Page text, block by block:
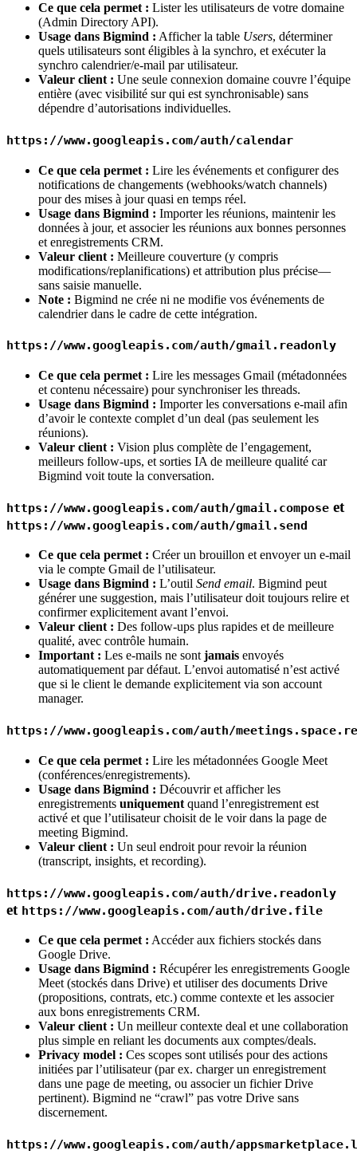
Ce que cela permet : Lister les utilisateurs de votre domaine
(Admin Directory API).
Usage dans Bigmind : Afficher la table Users, déterminer
quels utilisateurs sont éligibles à la synchro, et exécuter la
synchro calendrier/e-mail par utilisateur.
Valeur client : Une seule connexion domaine couvre l’équipe
entière (avec visibilité sur qui est synchronisable) sans
dépendre d’autorisations individuelles.
https://www.googleapis.com/auth/calendar
Ce que cela permet : Lire les événements et configurer des
notifications de changements (webhooks/watch channels)
pour des mises à jour quasi en temps réel.
Usage dans Bigmind : Importer les réunions, maintenir les
données à jour, et associer les réunions aux bonnes personnes
et enregistrements CRM.
Valeur client : Meilleure couverture (y compris
modifications/replanifications) et attribution plus précise—
sans saisie manuelle.
Note : Bigmind ne crée ni ne modifie vos événements de
calendrier dans le cadre de cette intégration.
https://www.googleapis.com/auth/gmail.readonly
Ce que cela permet : Lire les messages Gmail (métadonnées
et contenu nécessaire) pour synchroniser les threads.
Usage dans Bigmind : Importer les conversations e-mail afin
d’avoir le contexte complet d’un deal (pas seulement les
réunions).
Valeur client : Vision plus complète de l’engagement,
meilleurs follow-ups, et sorties IA de meilleure qualité car
Bigmind voit toute la conversation.
https://www.googleapis.com/auth/gmail.compose et
https://www.googleapis.com/auth/gmail.send
Ce que cela permet : Créer un brouillon et envoyer un e-mail
via le compte Gmail de l’utilisateur.
Usage dans Bigmind : L’outil Send email. Bigmind peut
générer une suggestion, mais l’utilisateur doit toujours relire et
confirmer explicitement avant l’envoi.
Valeur client : Des follow-ups plus rapides et de meilleure
qualité, avec contrôle humain.
Important : Les e-mails ne sontjamais envoyés
automatiquement par défaut. L’envoi automatisé n’est activé
que si le client le demande explicitement via son account
manager.
https://www.googleapis.com/auth/
Ce que cela permet : Lire les métadonnées Google Meet
(conférences/enregistrements).
Usage dans Bigmind : Découvrir et afficher les
enregistrements uniquement quand l’enregistrement est
activé et que l’utilisateur choisit de le voir dans la page de
meeting Bigmind.
Valeur client : Un seul endroit pour revoir la réunion
(transcript, insights, et recording).
https://www.googleapis.com/auth/drive.readonly
et https://www.googleapis.com/auth/drive.file
Ce que cela permet : Accéder aux fichiers stockés dans
Google Drive.
Usage dans Bigmind : Récupérer les enregistrements Google
Meet (stockés dans Drive) et utiliser des documents Drive
(propositions, contrats, etc.) comme contexte et les associer
aux bons enregistrements CRM.
Valeur client : Un meilleur contexte deal et une collaboration
plus simple en reliant les documents aux comptes/deals.
Privacy model : Ces scopes sont utilisés pour des actions
initiées par l’utilisateur (par ex. charger un enregistrement
dans une page de meeting, ou associer un fichier Drive
pertinent). Bigmind ne “crawl” pas votre Drive sans
discernement.
https://www.googleapis.com/auth/